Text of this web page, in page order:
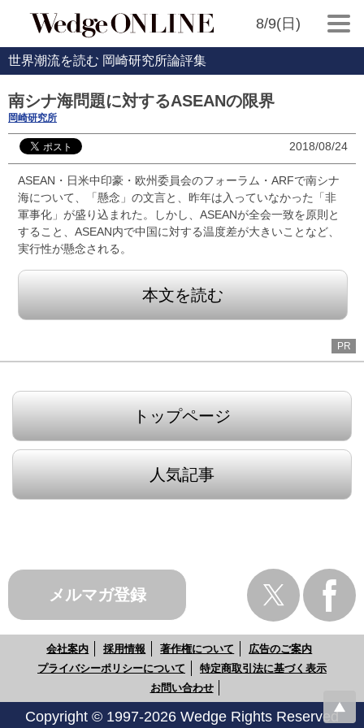
8/9(日)
世界潮流を読む 岡崎研究所論評集
南シナ海問題に対するASEANの限界
岡崎研究所
2018/08/24
ASEAN・日米中印豪・欧州委員会のフォーラム・ARFで南シナ
海について、「懸念」の文言と、昨年は入っていなかった「非
軍事化」が盛り込まれた。しかし、ASEANが全会一致を原則と
すること、ASEAN内で中国に対する温度差が大きいことなど、
実行性が懸念される。
本文を読む
PR
トップページ
人気記事
メルマガ登録
会社案内 採用情報 著作権について
広告のご案内
プライバシーポリシーについて
特定商取引法に基づく表示
お問い合わせ
Copyright © 1997-2026 Wedge Rights Reserved